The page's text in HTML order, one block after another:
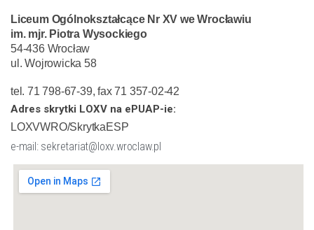
Liceum Ogólnokształcące Nr XV we Wrocławiu
im. mjr. Piotra Wysockiego
54-436 Wrocław
ul. Wojrowicka 58
tel. 71 798-67-39, fax 71 357-02-42
Adres skrytki LOXV na ePUAP-ie:
LOXVWRO/SkrytkaESP
e-mail: sekretariat@loxv.wroclaw.pl